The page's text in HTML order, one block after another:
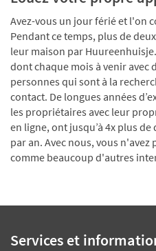
Avez-vous un jour férié et l'on
Pendant ce temps, plus de
leur maison par
dont chaque mois à venir avec
personnes qui sont à la
contact. De longues années
les propriétaires avec leur
en ligne, ont jusqu’à 4x plus
par an. Avec nous, vous
comme beaucoup d'autres
Services et